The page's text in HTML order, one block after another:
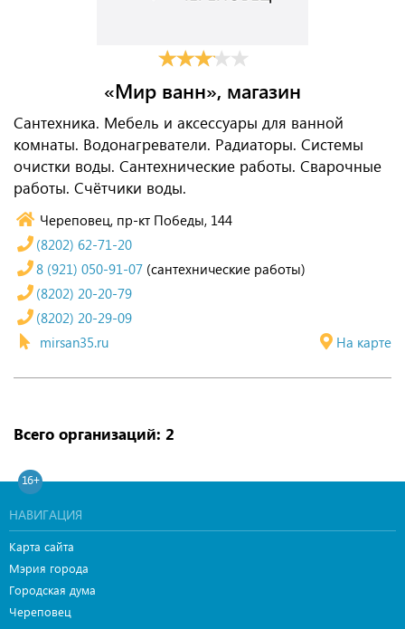
«Мир ванн», магазин
Сантехника. Мебель и аксессуары для ванной
комнаты. Водонагреватели. Радиаторы. Системы
очистки воды. Сантехнические работы. Сварочные
работы. Счётчики воды.
Череповец, пр-кт Победы, 144
На карте
(8202) 62-71-20
8 (921) 050-91-07 (сантехнические работы)
(8202) 20-20-79
(8202) 20-29-09
mirsan35.ru
Всего организаций: 2
16+
НАВИГАЦИЯ
Карта сайта
Мэрия города
Городская дума
Череповец